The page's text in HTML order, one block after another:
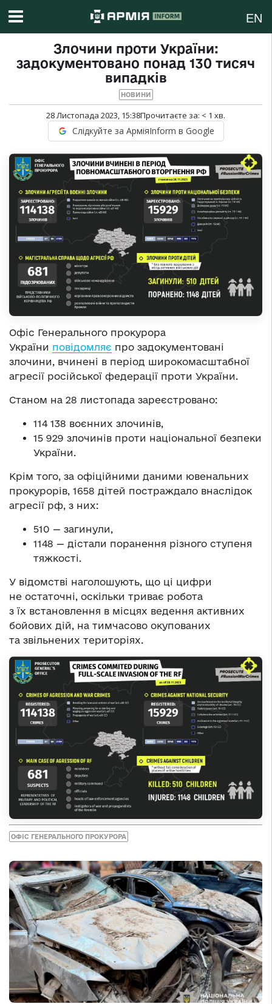
EN
Злочини проти України:
задокументовано понад 130 тисяч
випадків
НОВИНИ
28 Листопада 2023, 15:38Прочитаєте за: < 1 хв.
Слідкуйте за АрміяInform в Google
Офіс Генерального прокурора
України повідомляє про задокументовані
злочини, вчинені в період широкомасштабної
агресії російської федерації проти України.
Станом на 28 листопада зареєстровано:
114 138 воєнних злочинів,
15 929 злочинів проти національної безпеки
України.
Крім того, за офіційними даними ювенальних
прокурорів, 1658 дітей постраждало внаслідок
агресії рф, з них:
510 — загинули,
1148 — дістали поранення різного ступеня
тяжкості.
У відомстві наголошують, що ці цифри
не остаточні, оскільки триває робота
з їх встановлення в місцях ведення активних
бойових дій, на тимчасово окупованих
та звільнених територіях.
ОФІС ГЕНЕРАЛЬНОГО ПРОКУРОРА